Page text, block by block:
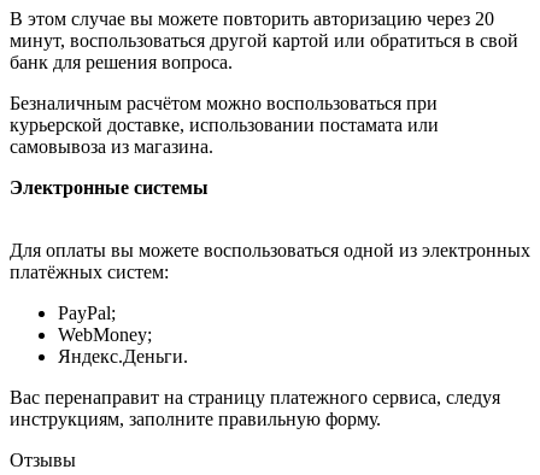
В этом случае вы можете повторить авторизацию через 20
минут, воспользоваться другой картой или обратиться в свой
банк для решения вопроса.
Безналичным расчётом можно воспользоваться при
курьерской доставке, использовании постамата или
самовывоза из магазина.
Электронные системы
Для оплаты вы можете воспользоваться одной из электронных
платёжных систем:
PayPal;
WebMoney;
Яндекс.Деньги.
Вас перенаправит на страницу платежного сервиса, следуя
инструкциям, заполните правильную форму.
Отзывы